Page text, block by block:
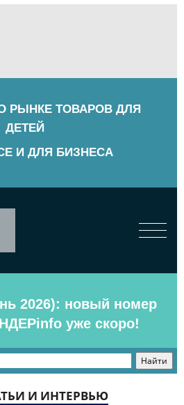
РЫНКЕ ТОВАРОВ ДЛЯ
ДЕТЕЙ
И ДЛЯ БИЗНЕСА
2026): новый номер
уже скоро!
И ИНТЕРВЬЮ